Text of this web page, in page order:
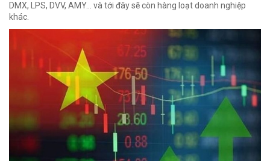
DMX, LPS, DVV, AMY... và tới đây sẽ còn hàng loạt doanh nghiệp
khác.